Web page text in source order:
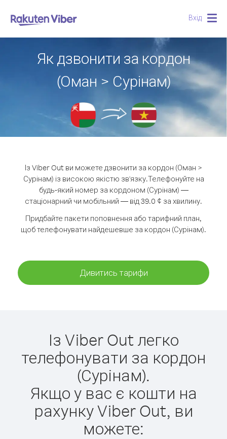
Вхід
Як дзвонити за кордон
(Оман > Сурінам)
Із Viber Out ви можете дзвонити за кордон (Оман >
Сурінам) із високою якістю зв'язку.Телефонуйте на
будь-який номер за кордоном (Сурінам) —
стаціонарний чи мобільний — від 39.0 ¢ за хвилину.
Придбайте пакети поповнення або тарифний план,
щоб телефонувати найдешевше за кордон (Сурінам).
Дивитись тарифи
Із Viber Out легко
телефонувати за кордон
(Сурінам).
Якщо у вас є кошти на
рахунку Viber Out, ви
можете: